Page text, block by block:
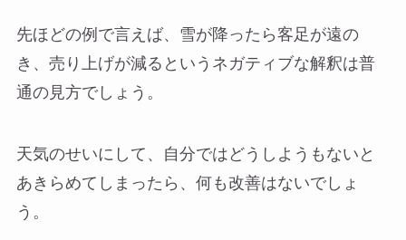
先ほどの例で言えば、雪が降ったら客足が遠の
き、売り上げが減るというネガティブな解釈は普
通の見方でしょう。
天気のせいにして、自分ではどうしようもないと
あきらめてしまったら、何も改善はないでしょ
う。